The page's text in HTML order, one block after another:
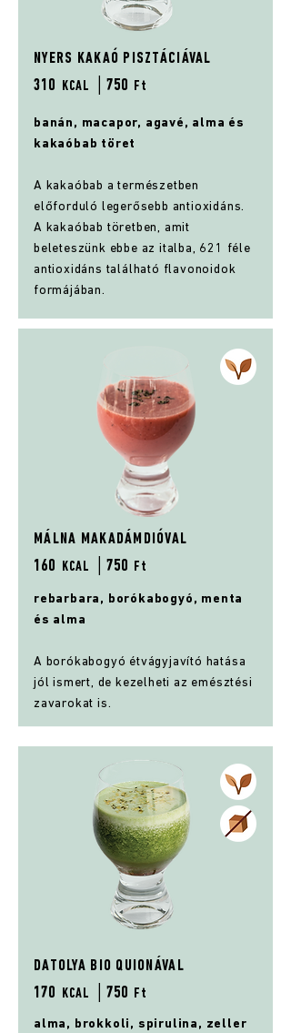
banán, macapor, agavé, alma és
kakaóbab töret
A kakaóbab a természetben
előforduló legerősebb antioxidáns.
A kakaóbab töretben, amit
beleteszünk ebbe az italba, 621 féle
antioxidáns található flavonoidok
formájában.
NYERS KAKAÓ PISZTÁCIÁVAL
310 KCAL │750 Ft
rebarbara, borókabogyó, menta
és alma
A borókabogyó étvágyjavító hatása
jól ismert, de kezelheti az emésztési
zavarokat is.
MÁLNA MAKADÁMDIÓVAL
160 KCAL │750 Ft
alma, brokkoli, spirulina, zeller
DATOLYA BIO QUIONÁVAL
170 KCAL │750 Ft